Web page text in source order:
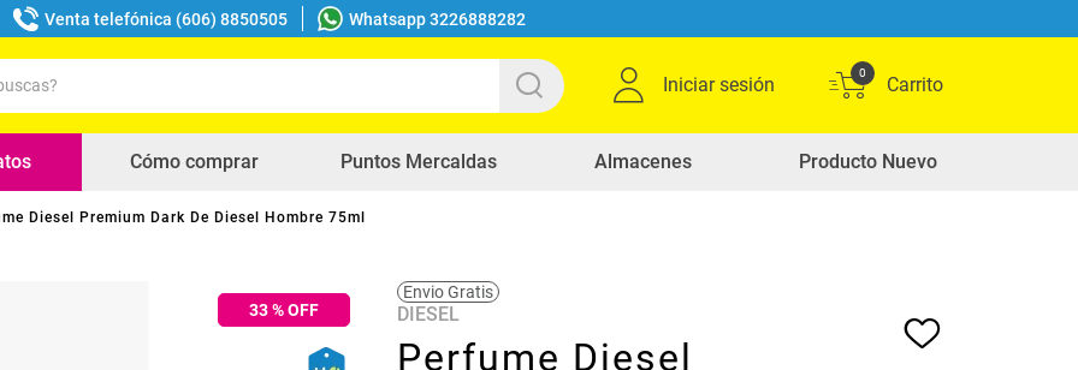
Venta telefónica (606) 8850505 Whatsapp 3226888282
Iniciar sesión
0
Cómo comprar Puntos Mercaldas Almacenes Producto Nuevo
Diesel Premium Dark De Diesel Hombre 75ml
33% OFF
Envio Gratis
DIESEL
Perfume Diesel
buscados